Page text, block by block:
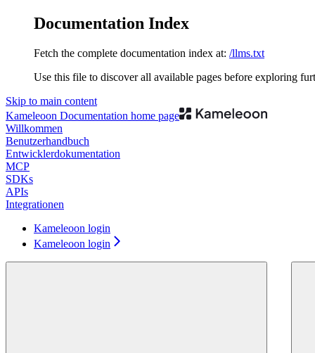
Documentation Index
Fetch the complete documentation index at: /llms.txt
Use this file to discover all available pages before exploring
Skip to main content
Kameleoon Documentation home page
Willkommen
Benutzerhandbuch
Entwicklerdokumentation
MCP
SDKs
APIs
Integrationen
Kameleoon login
Kameleoon login